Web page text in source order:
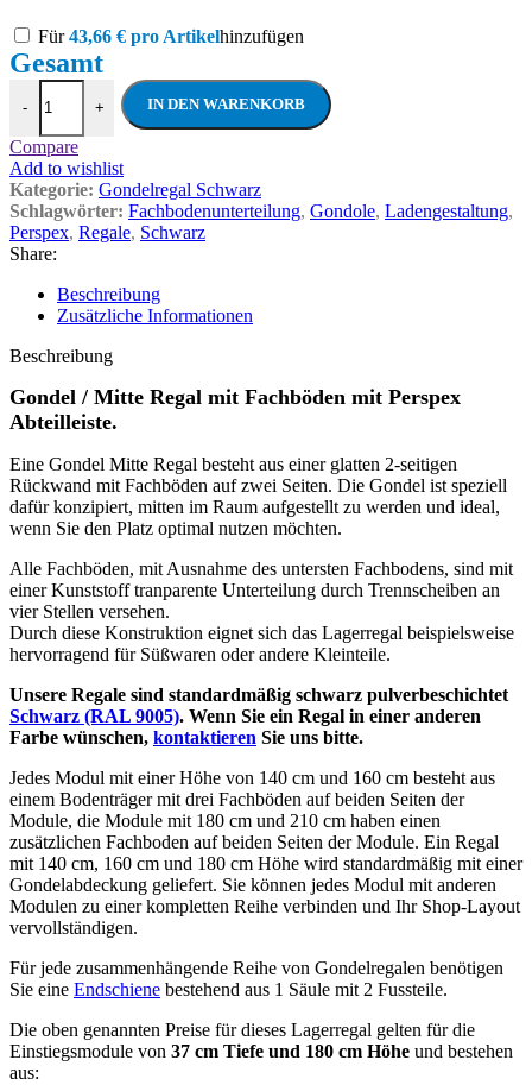
Für43,66 € pro Artikelhinzufügen
-Gondel / Mitte Regal Perspex
+ IN DEN WARENKORB
Compare
Add to wishlist
Kategorie: Gondelregal Schwarz
Schlagwörter: Fachbodenunterteilung, Gondole, Ladengestaltung,
Perspex, Regale, Schwarz
Share:
Beschreibung
Zusätzliche Informationen
Beschreibung
Gondel / Mitte Regal mit Fachböden mit Perspex
Abteilleiste.
Eine Gondel Mitte Regal besteht aus einer glatten 2-seitigen
Rückwand mit Fachböden auf zwei Seiten. Die Gondel ist speziell
dafür konzipiert, mitten im Raum aufgestellt zu werden und ideal,
wenn Sie den Platz optimal nutzen möchten.
Alle Fachböden, mit Ausnahme des untersten Fachbodens, sind mit
einer Kunststoff tranparente Unterteilung durch Trennscheiben an
vier Stellen versehen.
Durch diese Konstruktion eignet sich das Lagerregal beispielsweise
hervorragend für Süßwaren oder andere Kleinteile.
Unsere Regale sind standardmäßig schwarz pulverbeschichtet
Schwarz (RAL 9005). Wenn Sie ein Regal in einer anderen
Farbe wünschen, kontaktieren Sie uns bitte.
Jedes Modul mit einer Höhe von 140 cm und 160 cm besteht aus
einem Bodenträger mit drei Fachböden auf beiden Seiten der
Module, die Module mit 180 cm und 210 cm haben einen
zusätzlichen Fachboden auf beiden Seiten der Module. Ein Regal
mit 140 cm, 160 cm und 180 cm Höhe wird standardmäßig mit einer
Gondelabdeckung geliefert. Sie können jedes Modul mit anderen
Modulen zu einer kompletten Reihe verbinden und Ihr Shop-Layout
vervollständigen.
Für jede zusammenhängende Reihe von Gondelregalen benötigen
Sie eine Endschiene bestehend aus 1 Säule mit 2 Fussteile.
Die oben genannten Preise für dieses Lagerregal gelten für die
Einstiegsmodule von 37 cm Tiefe und 180 cm Höhe und bestehen
aus: